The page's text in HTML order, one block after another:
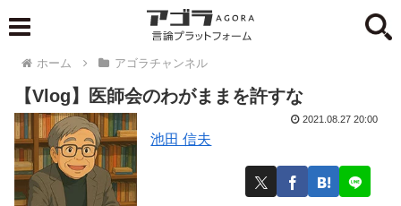
ホーム アゴラチャンネル
【Vlog】医師会のわがままを許すな
池田 信夫
2021.08.27 20:00